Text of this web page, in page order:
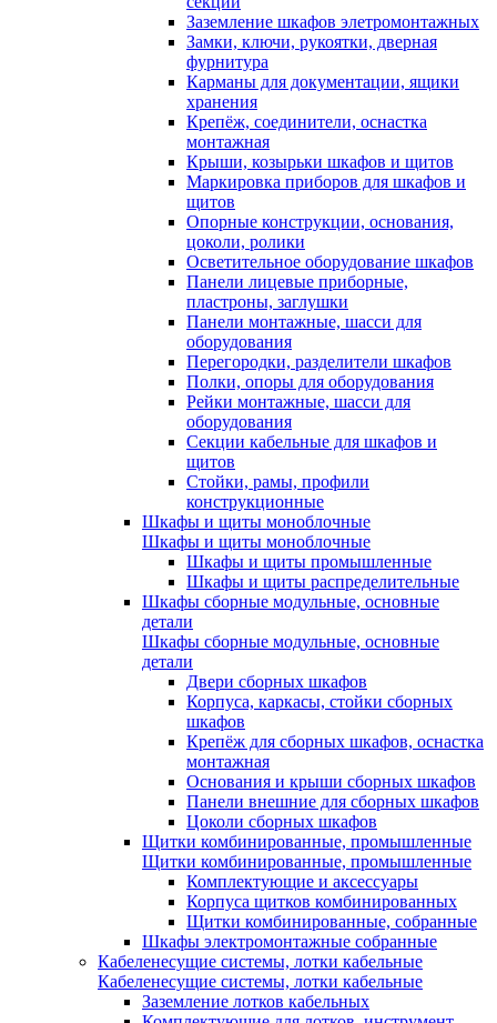
Заземление шкафов элетромонтажных
Замки, ключи, рукоятки, дверная
фурнитура
Карманы для документации, ящики
хранения
Крепёж, соединители, оснастка
монтажная
Крыши, козырьки шкафов и щитов
Маркировка приборов для шкафов и
щитов
Опорные конструкции, основания,
цоколи, ролики
Осветительное оборудование шкафов
Панели лицевые приборные,
пластроны, заглушки
Панели монтажные, шасси для
оборудования
Перегородки, разделители шкафов
Полки, опоры для оборудования
Рейки монтажные, шасси для
оборудования
Секции кабельные для шкафов и
щитов
Стойки, рамы, профили
конструкционные
Шкафы и щиты моноблочные
Шкафы и щиты моноблочные
Шкафы и щиты промышленные
Шкафы и щиты распределительные
Шкафы сборные модульные, основные
детали
Шкафы сборные модульные, основные
детали
Двери сборных шкафов
Корпуса, каркасы, стойки сборных
шкафов
Крепёж для сборных шкафов, оснастка
монтажная
Основания и крыши сборных шкафов
Панели внешние для сборных шкафов
Цоколи сборных шкафов
Щитки комбинированные, промышленные
Щитки комбинированные, промышленные
Комплектующие и аксессуары
Корпуса щитков комбинированных
Щитки комбинированные, собранные
Шкафы электромонтажные собранные
Кабеленесущие системы, лотки кабельные
Кабеленесущие системы, лотки кабельные
Заземление лотков кабельных